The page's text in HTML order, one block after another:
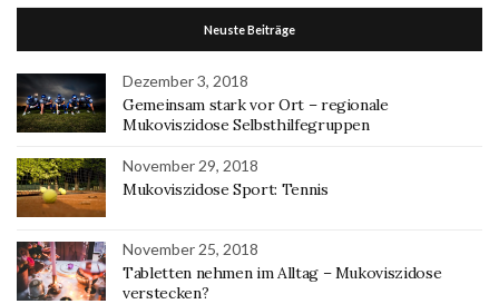
Neuste Beiträge
Dezember 3, 2018
Gemeinsam stark vor Ort – regionale
Mukoviszidose Selbsthilfegruppen
November 29, 2018
Mukoviszidose Sport: Tennis
November 25, 2018
Tabletten nehmen im Alltag – Mukoviszidose
verstecken?